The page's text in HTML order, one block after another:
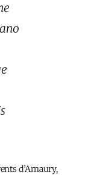
d’Amaury,